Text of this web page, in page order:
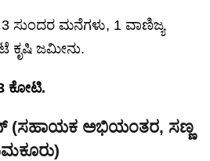
ಸುಂದರ ಮನೆಗಳು, 1 ವಾಣಿಜ್ಯ
ಕೃಷಿ ಜಮೀನು.
ಕೋಟಿ.
(ಸಹಾಯಕ ಅಭಿಯಂತರ, ಸಣ್ಣ